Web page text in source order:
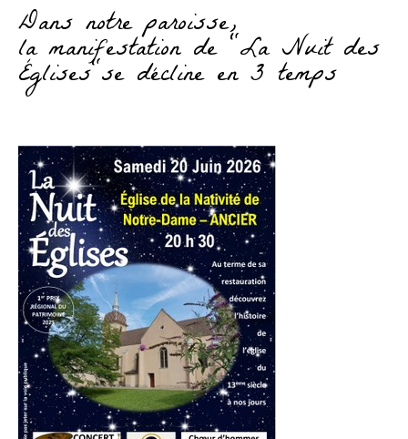
Dans notre paroisse,
la manifestation de "La Nuit des
Églises"se décline en 3 temps